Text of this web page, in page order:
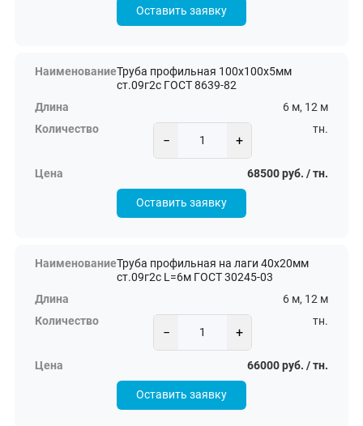
Оставить заявку
Труба профильная 100х100х5мм
ст.09г2с ГОСТ 8639-82
6 м, 12 м
− +
тн.
68500 руб. / тн.
Оставить заявку
Труба профильная на лаги 40х20мм
ст.09г2с L=6м ГОСТ 30245-03
6 м, 12 м
− +
тн.
66000 руб. / тн.
Оставить заявку